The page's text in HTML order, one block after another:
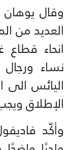
وقال
العديد من
انحاء قطاع
نساء
اليائس الى
الإطلاق
وأكّد